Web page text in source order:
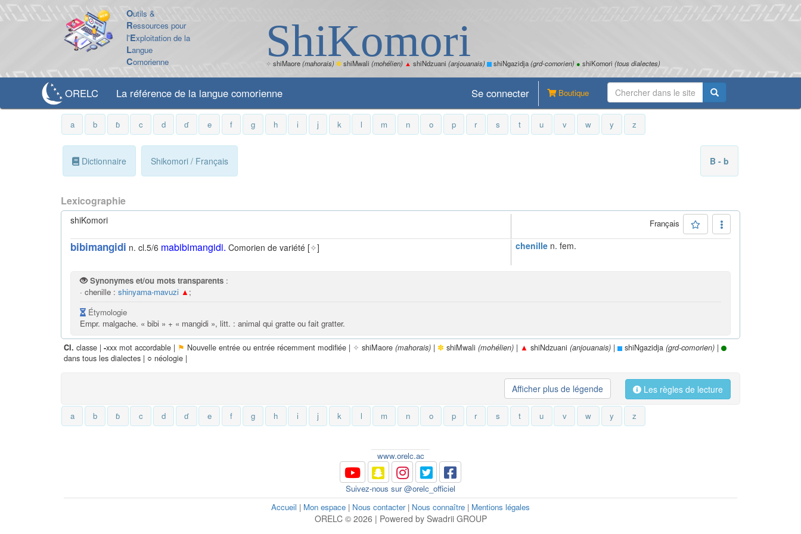
Outils &
Ressources pour
l'Exploitation de la
Langue
Comorienne ShiKomori
✧ shiMaore(mahorais) ✽shiMwali (mohélien) ▲ shiNdzuani (anjouanais) shiNgazidja(grd-comorien) ● shiKomori (tous dialectes)
ORELC La référence de la langue comorienne Boutique
Se connecter
a b ɓ c d ɗ e f g h i j k l m n o p r s t u v w y z
Dictionnaire Shikomori / Français B - b
Lexicographie
shiKomori Français
bibimangidi n. cl.5/6 mabibimangidi. Comorien de variété [✧] chenille n. fem.
Synonymes et/ou mots transparents :
· chenille : shinyama-mavuzi ▲ ;
Étymologie
Empr. malgache. « bibi » + « mangidi », litt. : animal qui gratte ou fait gratter.
Cl. classe | -xxx mot accordable | ⚑ Nouvelle entrée ou entrée récemment modifiée | ✧ shiMaore (mahorais) | ✽ shiMwali (mohélien) | ▲ shiNdzuani (anjouanais) | shiNgazidja (grd-comorien) |
dans tous les dialectes | ○ néologie |
Les règles de lecture
Afficher plus de légende
a b ɓ c d ɗ e f g h i j k l m n o p r s t u v w y z
www.orelc.ac
Suivez-nous sur @orelc_officiel
Accueil | Mon espace | Nous contacter| Nous connaître | Mentions légales
ORELC © 2026 | Powered by Swadrii GROUP